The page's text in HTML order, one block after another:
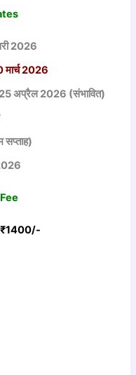
2026
मार्च 2026
अप्रैल 2026 (संभावित)
सप्ताह)
₹1400/-